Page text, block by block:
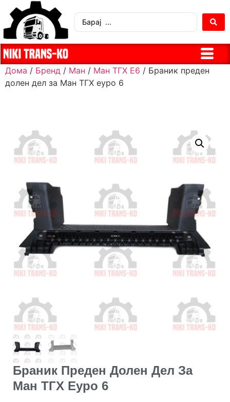
Дома / Бренд / Ман / Ман ТГХ Е6 / Браник преден
долен дел за Ман ТГХ еуро 6
Браник Преден Долен Дел За
Ман ТГХ Еуро 6